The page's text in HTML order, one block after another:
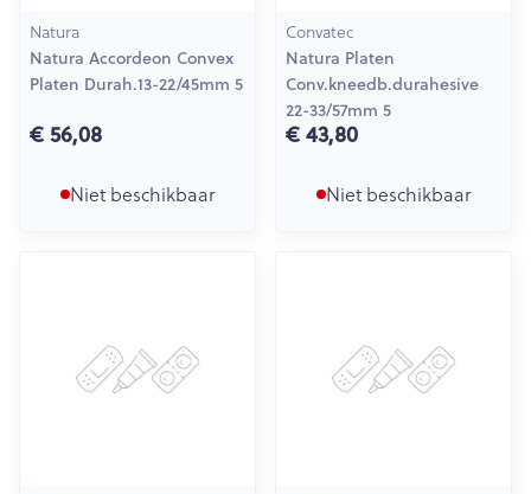
Natura
Natura Accordeon Convex
Platen Durah.13-22/45mm 5
€ 56,08
Niet beschikbaar
Convatec
Natura Platen
Conv.kneedb.durahesive
22-33/57mm 5
€ 43,80
Niet beschikbaar